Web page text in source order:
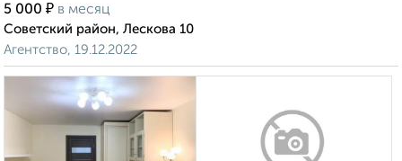
5 000 ₽ в месяц
Советский район, Лескова 10
Агентство, 19.12.2022